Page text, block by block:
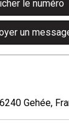
le numéro
un
Gehée,